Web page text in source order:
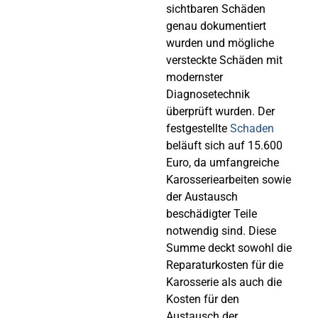
sichtbaren Schäden
genau dokumentiert
wurden und mögliche
versteckte Schäden mit
modernster
Diagnosetechnik
überprüft wurden. Der
festgestellte Schaden
beläuft sich auf 15.600
Euro, da umfangreiche
Karosseriearbeiten sowie
der Austausch
beschädigter Teile
notwendig sind. Diese
Summe deckt sowohl die
Reparaturkosten für die
Karosserie als auch die
Kosten für den